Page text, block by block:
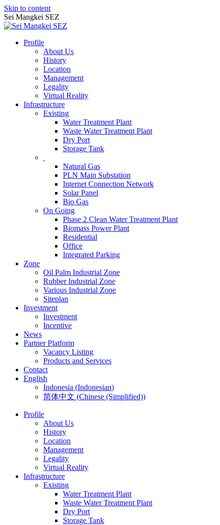
Skip to content
Sei Mangkei SEZ
Profile
About Us
History
Location
Management
Legality
Virtual Reality
Infrastructure
Existing
Water Treatment Plant
Waste Water Treatment Plant
Dry Port
Storage Tank
Natural Gas
PLN Main Substation
Internet Connection Network
Solar Panel
Bio Gas
On Going
Phase 2 Clean Water Treatment Plant
Biomass Power Plant
Residential
Office
Integrated Parking
Zone
Oil Palm Industrial Zone
Rubber Industrial Zone
Various Industrial Zone
Siteplan
Investment
Investment
Incentive
News
Partner Platform
Vacancy Listing
Products and Services
Contact
English
Indonesia (Indonesian)
简体中文 (Chinese (Simplified))
Profile
About Us
History
Location
Management
Legality
Virtual Reality
Infrastructure
Existing
Water Treatment Plant
Waste Water Treatment Plant
Dry Port
Storage Tank